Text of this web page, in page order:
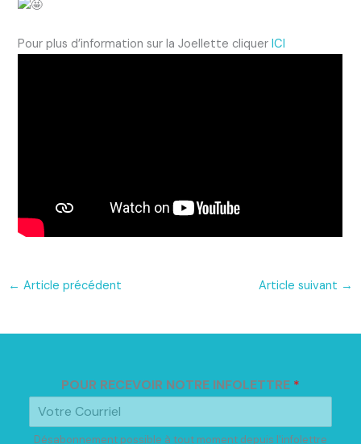
Pour plus d’information sur la Joellette cliquerICI
← Article précédent Article suivant →
POUR RECEVOIR NOTRE INFOLETTRE *
Désabonnement possible à tout moment depuis l'infolettre